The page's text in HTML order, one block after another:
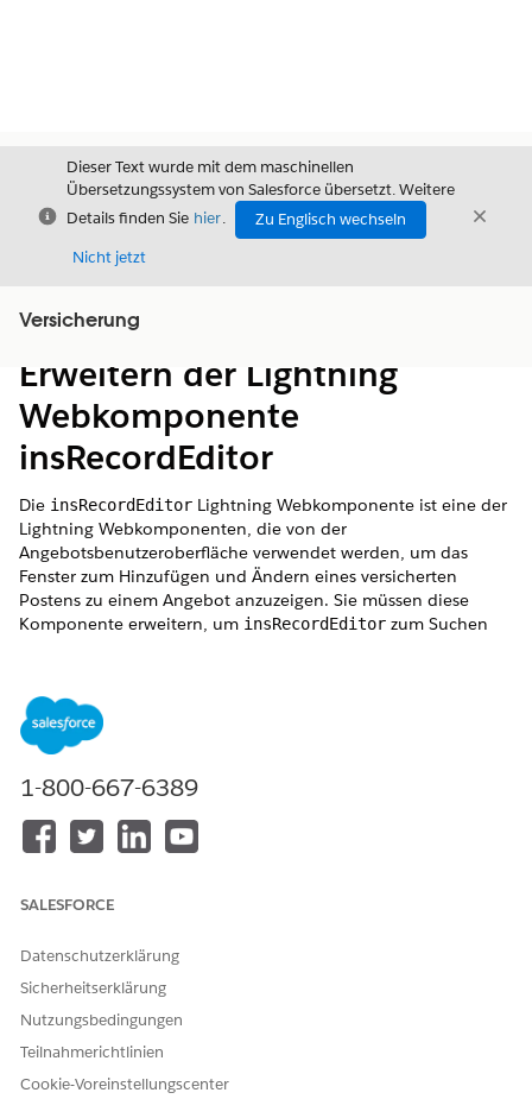
Schließen
Dieser Text wurde mit dem maschinellen
Übersetzungssystem von Salesforce übersetzt. Weitere
Details finden Sie hier.
Zu Englisch wechseln
Nicht jetzt
VersicherungInhalt anzeigen
Inhalt
Erweitern der Lightning
Webkomponente
insRecordEditor
Die insRecordEditor Lightning Webkomponente ist eine der
Lightning Webkomponenten, die von der
Angebotsbenutzeroberfläche verwendet werden, um das
Fenster zum Hinzufügen und Ändern eines versicherten
Postens zu einem Angebot anzuzeigen. Sie müssen diese
Komponente erweitern, um insRecordEditor zum Suchen
Öffnen Sie die duplizierte Kopie der Lightning
Webkomponente in Salesforce DX.
Führen Sie die Schritte unter
Vlocity Lightning Web Components
Ersetzens der
<c>-Namespace-Instanzen. um die
Komponente richtig zu erweitern, einschließlich des
Öffnen Sie die HTML-Datei in Ihrer erweiterten
Suchen Sie diesen Abschnitt des Codes:
<template
<div class="slds-has-error
<div class="slds-form-element__help"
1-800-667-6389
SALESFORCE
Datenschutzerklärung
Sicherheitserklärung
Nutzungsbedingungen
Teilnahmerichtlinien
Cookie-Voreinstellungscenter